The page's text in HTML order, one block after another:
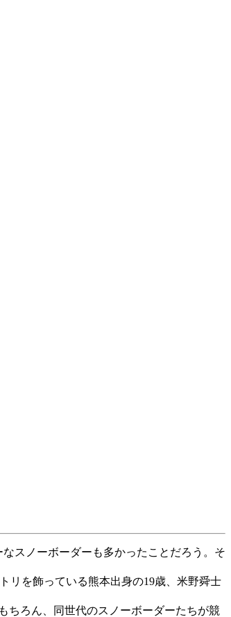
スノーボーダーも多かったことだろう。そ
リを飾っている熊本出身の19歳、米野舜士
ちろん、同世代のスノーボーダーたちが競